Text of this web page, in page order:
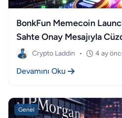
BonkFun Memecoin
Sahte Onay Mesajıyla
Crypto Laddin • 4 ay
Devamını Oku
Genel